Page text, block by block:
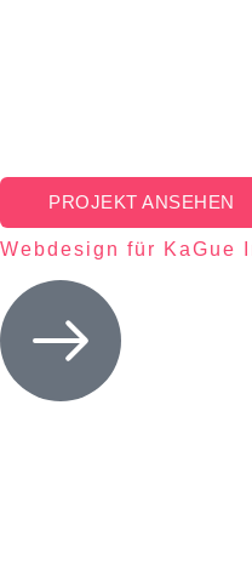
PROJEKT ANSEHEN
Webdesign für KaGue